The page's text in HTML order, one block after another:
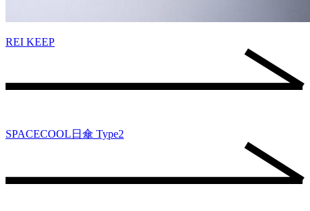
REI KEEP
SPACECOOL日傘 Type2